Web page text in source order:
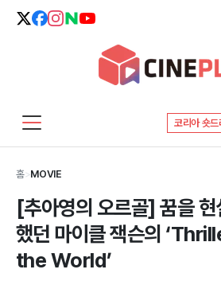
코리아 숏
홈>MOVIE
[추아영의 오르골] 꿈을 현
했던 마이클 잭슨의
the World’